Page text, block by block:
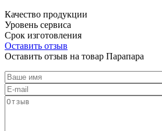
Качество продукции
Уровень сервиса
Срок изготовления
Оставить отзыв
Оставить отзыв на товар Парапара